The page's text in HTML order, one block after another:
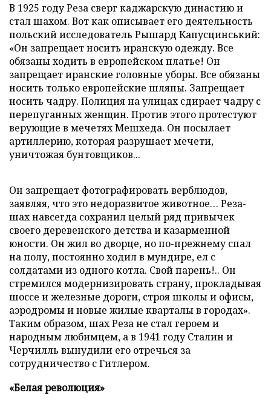
В 1925 году Реза сверг каджарскую династию и
стал шахом. Вот как описывает его деятельность
польский исследователь Рышард Капусцинський:
«Он запрещает носить иранскую одежду. Все
обязаны ходить в европейском платье! Он
запрещает иранские головные уборы. Все обязаны
носить только европейские шляпы. Запрещает
носить чадру. Полиция на улицах сдирает чадру с
перепуганных женщин. Против этого протестуют
верующие в мечетях Мешхеда. Он посылает
артиллерию, которая разрушает мечети,
уничтожая бунтовщиков...
Он запрещает фотографировать верблюдов,
заявляя, что это недоразвитое животное… Реза-
шах навсегда сохранил целый ряд привычек
своего деревенского детства и казарменной
юности. Он жил во дворце, но по-прежнему спал
на полу, постоянно ходил в мундире, ел с
солдатами из одного котла. Свой парень!.. Он
стремился модернизировать страну, прокладывая
шоссе и железные дороги, строя школы и офисы,
аэродромы и новые жилые кварталы в городах».
Таким образом, шах Реза не стал героем и
народным любимцем, а в 1941 году Сталин и
Черчилль вынудили его отречься за
сотрудничество с Гитлером.
«Белая революция»